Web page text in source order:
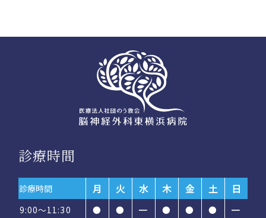
診療時間
診療時間 月 火 水 木 金 土 日
9:00～11:30 ● ● ━ ● ● ●
━